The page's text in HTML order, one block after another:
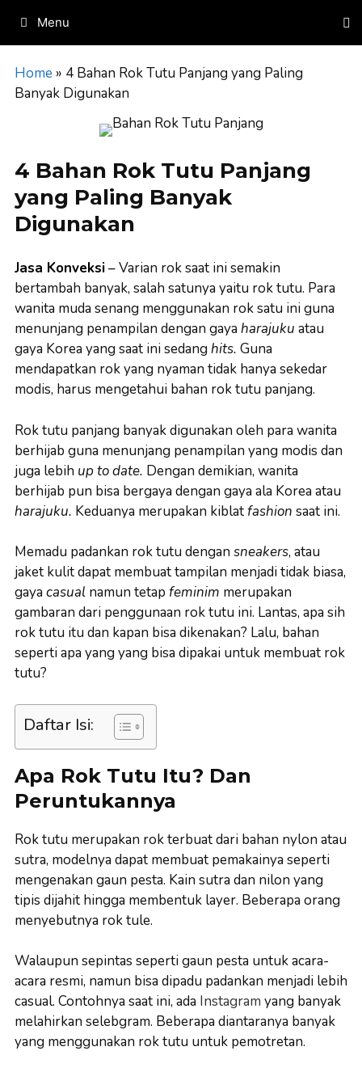
content
Menu
Home » 4 Bahan Rok Tutu Panjang yang Paling
Banyak Digunakan
4 Bahan Rok Tutu Panjang
yang Paling Banyak
Digunakan
Jasa Konveksi–Varian rok saat ini semakin
bertambah banyak, salah satunya yaitu rok tutu. Para
wanita muda senang menggunakan rok satu ini guna
menunjang penampilan dengan gaya harajuku atau
gaya Korea yang saat ini sedang hits. Guna
mendapatkan rok yang nyaman tidak hanya sekedar
modis, harus mengetahui bahan rok tutu panjang.
Rok tutu panjang banyak digunakan oleh para wanita
berhijab guna menunjang penampilan yang modis dan
juga lebih up to date. Dengan demikian, wanita
berhijab pun bisa bergaya dengan gaya ala Korea atau
harajuku. Keduanya merupakan kiblatfashion saat ini.
Memadu padankan rok tutu dengan sneakers, atau
jaket kulit dapat membuat tampilan menjadi tidak biasa,
gaya casual namun tetap feminim merupakan
gambaran dari penggunaan rok tutu ini. Lantas, apa sih
rok tutu itu dan kapan bisa dikenakan? Lalu, bahan
seperti apa yang yang bisa dipakai untuk membuat rok
tutu?
Daftar Isi:
Apa Rok Tutu Itu? Dan
Peruntukannya
Rok tutu merupakan rok terbuat dari bahan nylon atau
sutra, modelnya dapat membuat pemakainya seperti
mengenakan gaun pesta. Kain sutra dan nilon yang
tipis dijahit hingga membentuk layer. Beberapa orang
menyebutnya rok tule.
Walaupun sepintas seperti gaun pesta untuk acara-
acara resmi, namun bisa dipadu padankan menjadi lebih
casual. Contohnya saat ini, ada Instagram yang banyak
melahirkan selebgram. Beberapa diantaranya banyak
yang menggunakan rok tutu untuk pemotretan.